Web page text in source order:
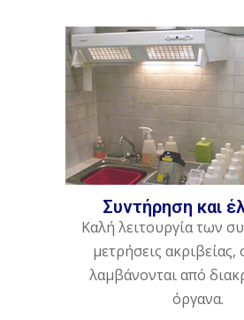
Συντήρηση και
Καλή λειτουργία των
μετρήσεις ακριβείας,
λαμβάνονται από
όργανα.